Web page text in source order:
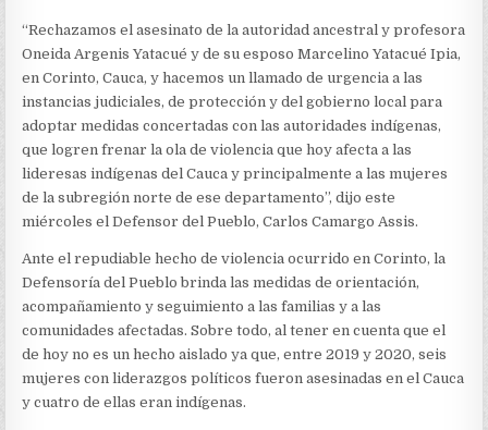
DEL
ASESINATO
DE
LA
AUTORIDAD
INDÍGENA
ARGENIS
YATACUÉ
“Rechazamos el asesinato de la autoridad ancestral y profesora
Oneida Argenis Yatacué y de su esposo Marcelino Yatacué Ipia,
en Corinto, Cauca, y hacemos un llamado de urgencia a las
instancias judiciales, de protección y del gobierno local para
adoptar medidas concertadas con las autoridades indígenas,
que logren frenar la ola de violencia que hoy afecta a las
lideresas indígenas del Cauca y principalmente a las mujeres
de la subregión norte de ese departamento”, dijo este
miércoles el Defensor del Pueblo, Carlos Camargo Assis.
Ante el repudiable hecho de violencia ocurrido en Corinto, la
Defensoría del Pueblo brinda las medidas de orientación,
acompañamiento y seguimiento a las familias y a las
comunidades afectadas. Sobre todo, al tener en cuenta que el
de hoy no es un hecho aislado ya que, entre 2019 y 2020, seis
mujeres con liderazgos políticos fueron asesinadas en el Cauca
y cuatro de ellas eran indígenas.